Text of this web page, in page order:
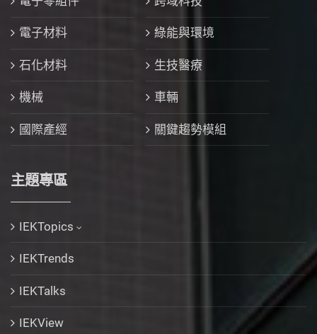
電子材料 綠能與環境
石化材料 生技醫療
機械 車輛
國際產經 關鍵趨勢模組
主題專區
IEKTopics
IEKTrends
IEKTalks
IEKView